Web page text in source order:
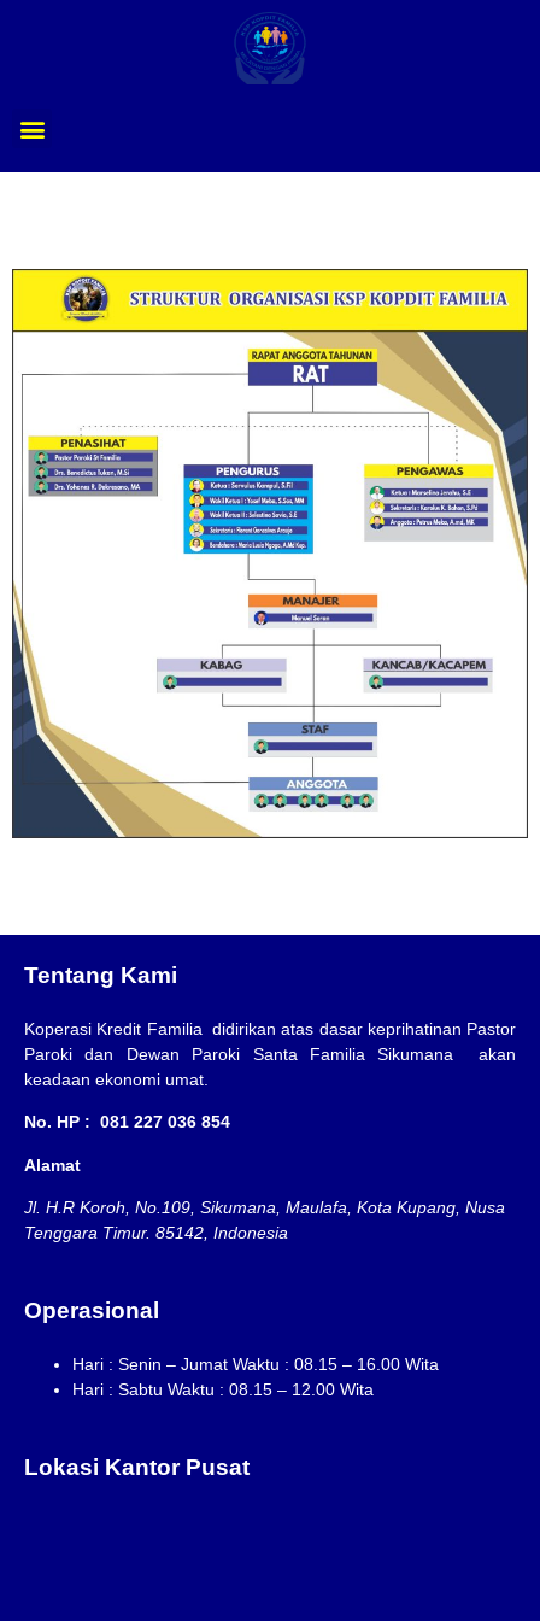
Tentang Kami
Koperasi Kredit Familia didirikan atas dasar keprihatinan Pastor
Paroki dan Dewan Paroki Santa Familia Sikumana akan
keadaan ekonomi umat.
No. HP : 081 227 036 854
Alamat
Jl. H.R Koroh, No.109, Sikumana, Maulafa, Kota Kupang, Nusa
Tenggara Timur. 85142, Indonesia
Operasional
Hari : Senin – Jumat Waktu : 08.15 – 16.00 Wita
Hari : Sabtu Waktu : 08.15 – 12.00 Wita
Lokasi Kantor Pusat